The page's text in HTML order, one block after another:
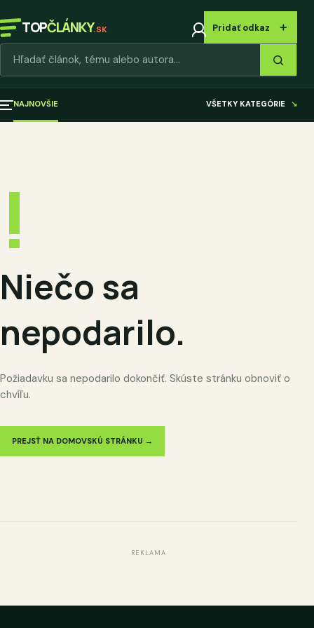
TOPČLÁNKY.SK Pridať odkaz ＋
NAJNOVŠIE VŠETKY KATEGÓRIE ↘
!
Niečo sa
nepodarilo.
Požiadavku sa nepodarilo dokončiť. Skúste stránku obnoviť o
chvíľu.
PREJSŤ NA DOMOVSKÚ STRÁNKU →
REKLAMA